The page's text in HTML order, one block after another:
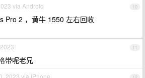
10
via Android
Pro 2 ，黄牛 1550 左右回收
11
带呢老兄
2023 via iPhone